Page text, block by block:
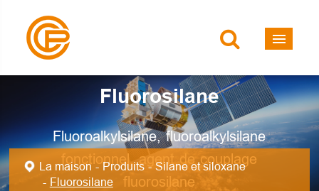
Fluorosilane
Fluoroalkylsilane, fluoroalkylsilane
fonctionnel, agent de couplage
fluorosilane
La maison Produits
Silane et siloxane
Fluorosilane